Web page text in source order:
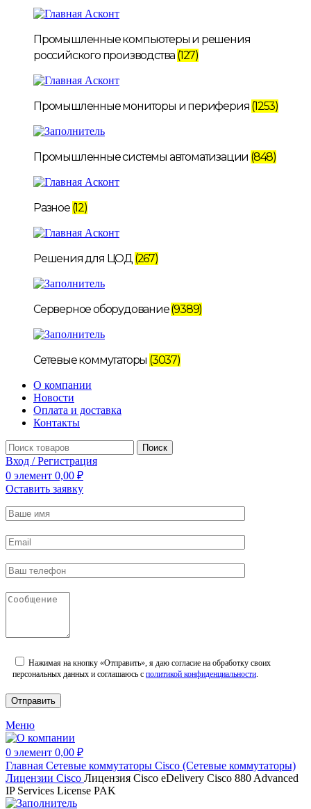
Промышленные компьютеры и решения
российского производства (127)
Промышленные мониторы и периферия (1253)
Промышленные системы автоматизации (848)
Разное (12)
Решения для ЦОД (267)
Серверное оборудование(9389)
Сетевые коммутаторы (3037)
О компании
Новости
Оплата и доставка
Контакты
Поиск
Вход / Регистрация
0 элемент 0,00 ₽
Оставить заявку
Нажимая на кнопку «Отправить», я даю согласие на обработку своих
персональных данных и соглашаюсь с политикой конфиденциальности.
Меню
0 элемент 0,00 ₽
Главная Сетевые коммутаторы Cisco (Сетевые коммутаторы)
Лицензии Cisco Лицензия Cisco eDelivery Cisco 880 Advanced
IP Services License PAK